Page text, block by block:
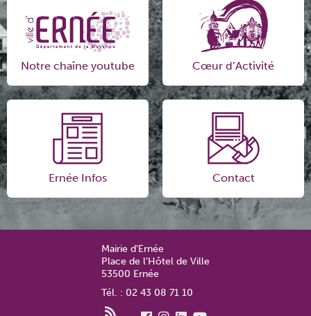
Notre chaîne youtube Cœur d’Activité
Ernée Infos Contact
Mairie d’Ernée
Place de l’Hôtel de Ville
53500 Ernée
Tél. : 02 43 08 71 10